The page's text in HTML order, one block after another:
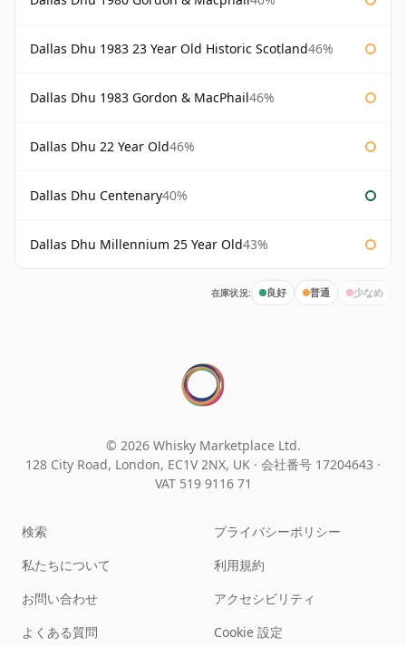
Dallas Dhu 1983 23 Year Old Historic Scotland46%
Dallas Dhu 1983 Gordon & MacPhail46%
Dallas Dhu 22 Year Old46%
Dallas Dhu Centenary40%
Dallas Dhu Millennium 25 Year Old43%
在庫状況: 良好 普通 少なめ
© 2026 Whisky Marketplace Ltd.
128 City Road, London, EC1V 2NX, UK · 会社番号 17204643 ·
VAT 519 9116 71
検索
私たちについて
お問い合わせ
よくある質問
プライバシーポリシー
利用規約
アクセシビリティ
Cookie 設定